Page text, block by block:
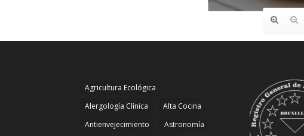
Agricultura Ecológica
Alergología Clínica
Alta Cocina
Antienvejecimiento
Astronomía